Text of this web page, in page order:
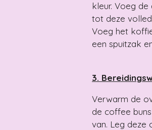
kleur. Voeg
tot deze
Voeg het
een spuitzak
3.
Verwarm de
de coffee
van. Leg deze